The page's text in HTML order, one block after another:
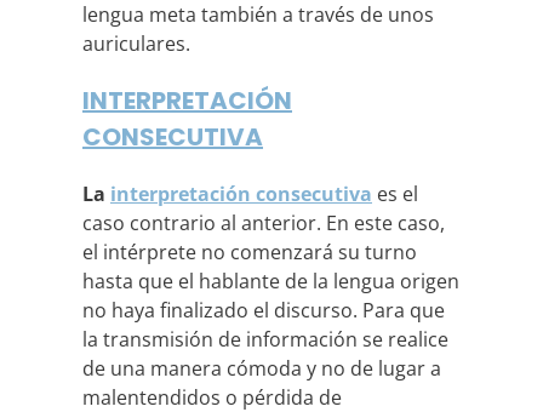
lengua meta también a través de unos
auriculares.
INTERPRETACIÓN
CONSECUTIVA
La interpretación consecutiva es el
caso contrario al anterior. En este caso,
el intérprete no comenzará su turno
hasta que el hablante de la lengua origen
no haya finalizado el discurso. Para que
la transmisión de información se realice
de una manera cómoda y no de lugar a
malentendidos o pérdida de